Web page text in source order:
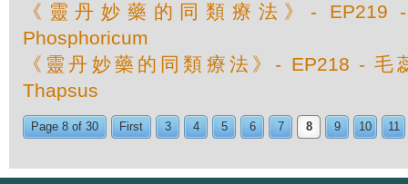
《靈丹妙藥的同類療法》- EP219
Phosphoricum
《靈丹妙藥的同類療法》- EP218 - 毛
Thapsus
Page 8 of 30 First 3 4 5 6 7 8 9 10 11